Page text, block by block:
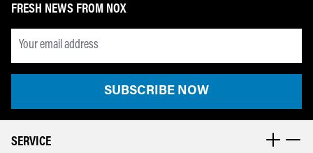
FRESH NEWS FROM NOX
Newsletter Email Adresse
SUBSCRIBE NOW
SERVICE